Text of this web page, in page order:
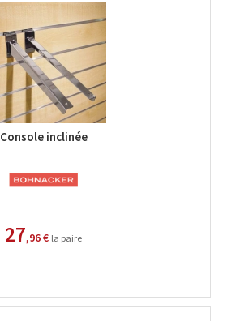
Console inclinée
27,96 € la paire